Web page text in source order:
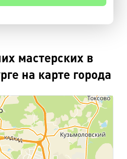
мастерских в
на карте города